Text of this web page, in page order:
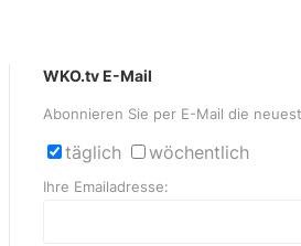
WKO.tv E-Mail
Abonnieren Sie per E-Mail die
täglich wöchentlich
Ihre Emailadresse: